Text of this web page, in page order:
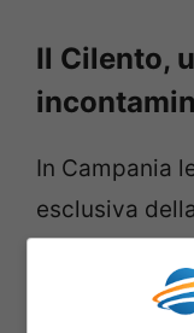
Il Cilento,
In Campania
esclusiva
Nazionale